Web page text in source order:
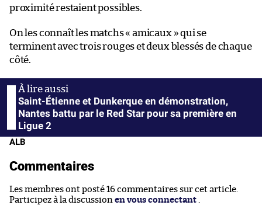
proximité restaient possibles.
On les connaît les matchs « amicaux » qui se
terminent avec trois rouges et deux blessés de chaque
côté.
Saint-Étienne et Dunkerque en démonstration,
Nantes battu par le Red Star pour sa première en
Ligue 2
ALB
Commentaires
Les membres ont posté 16 commentaires sur cet article.
Participez à la discussion en vous connectant